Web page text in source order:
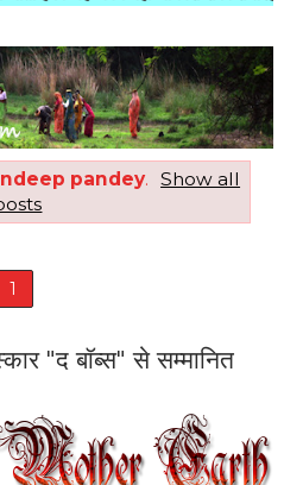
pandey. Show all
1
"द बॉब्स" से सम्मानित